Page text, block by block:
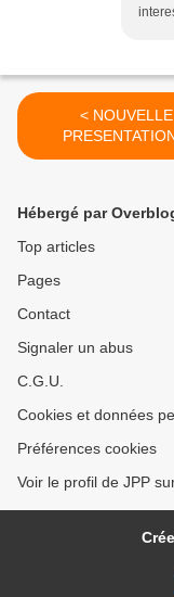
< NOUVELLE
Hébergé par
Top articles
Pages
Contact
Signaler un abus
C.G.U.
Cookies et données
Préférences cookies
Voir le profil de JPP